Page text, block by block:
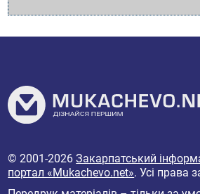
© 2001-2026Закарпатський
портал «Mukachevo.net». Усі права